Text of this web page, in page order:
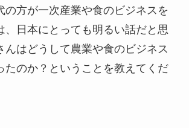
の方が一次産業や食のビジネスを
、日本にとっても明るい話だと思
んはどうして農業や食のビジネス
たのか？ということを教えてくだ